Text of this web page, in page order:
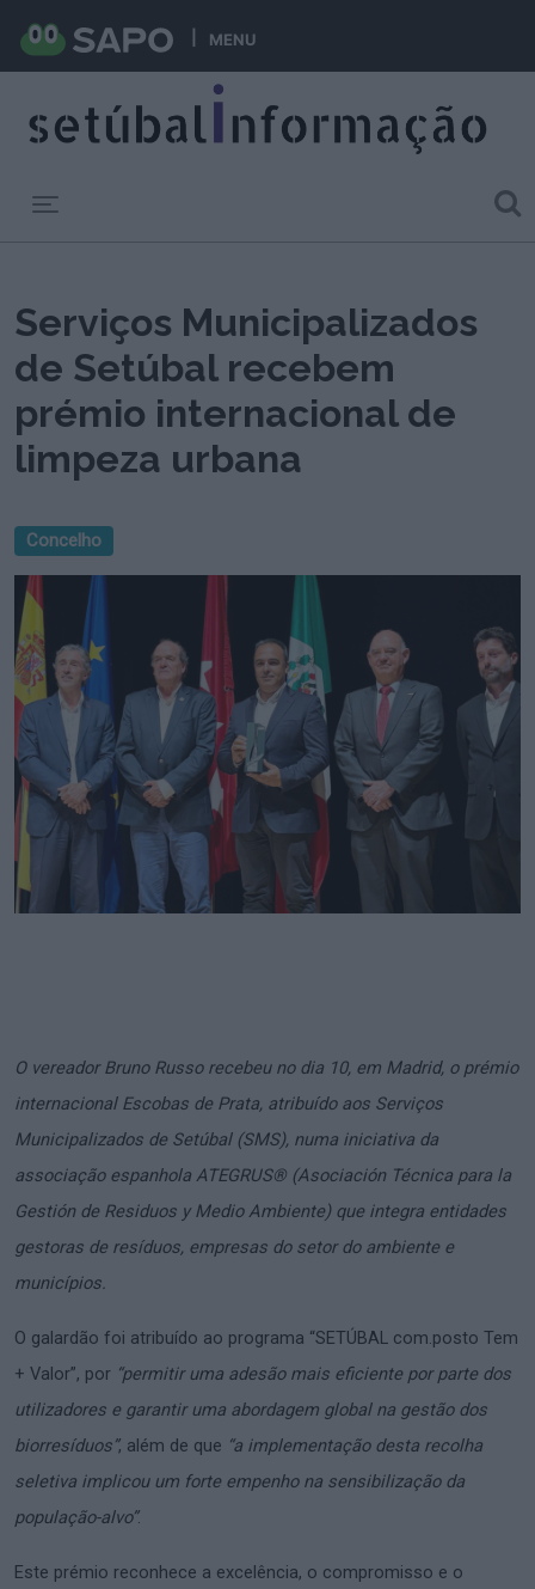
MENU
Serviços Municipalizados
de Setúbal recebem
prémio internacional de
limpeza urbana
Concelho
O vereador Bruno Russo recebeu no dia 10, em Madrid, o prémio
internacional Escobas de Prata, atribuído aos Serviços
Municipalizados de Setúbal (SMS), numa iniciativa da
associação espanhola ATEGRUS®️ (Asociación Técnica para la
Gestión de Residuos y Medio Ambiente) que integra entidades
gestoras de resíduos, empresas do setor do ambiente e
municípios.
O galardão foi atribuído ao programa “SETÚBAL com.posto Tem
+ Valor”, por “permitir uma adesão mais eficiente por parte dos
utilizadores e garantir uma abordagem global na gestão dos
biorresíduos”, além de que “a implementação desta recolha
seletiva implicou um forte empenho na sensibilização da
população-alvo”.
Este prémio reconhece a excelência, o compromisso e o